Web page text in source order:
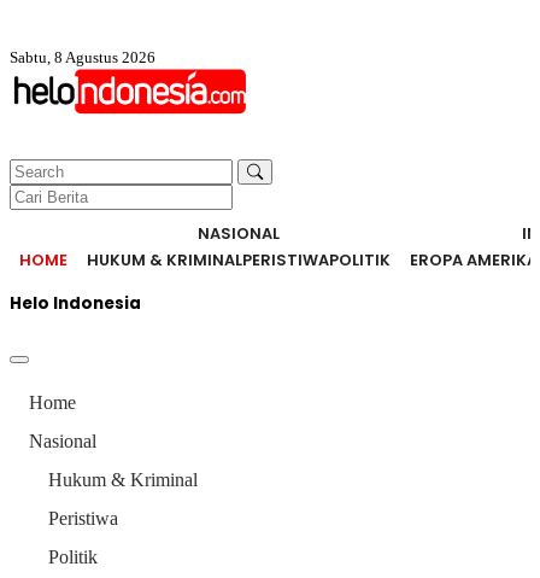
Sabtu, 8 Agustus 2026
HOME
NASIONAL
HUKUM & KRIMINALPERISTIWAPOLITIK
EROPA AMERIKA
Helo Indonesia
Home
Nasional
Hukum & Kriminal
Peristiwa
Politik